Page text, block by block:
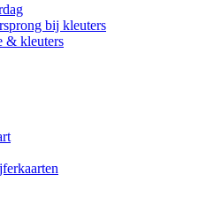
bij kleuters
& kleuters